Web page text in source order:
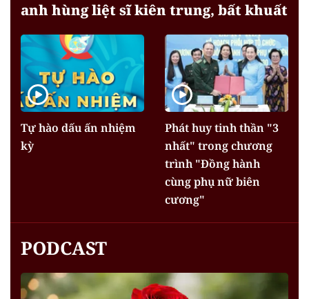
anh hùng liệt sĩ kiên trung, bất khuất
Tự hào dấu ấn nhiệm
kỳ
Phát huy tinh thần "3
nhất" trong chương
trình "Đồng hành
cùng phụ nữ biên
cương"
PODCAST